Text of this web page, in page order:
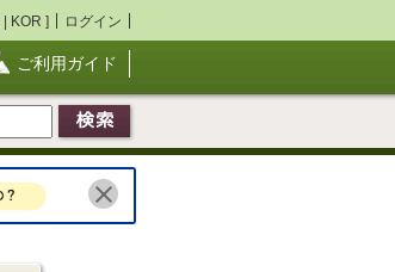
| KOR ] ログイン
ご利用ガイド